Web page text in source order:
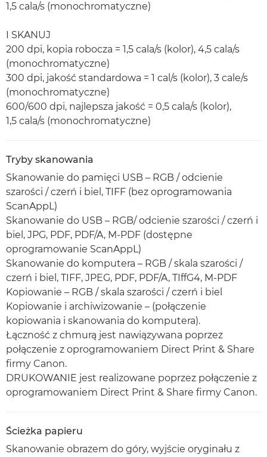
1,5 cala/s (monochromatyczne)
I SKANUJ
200 dpi, kopia robocza = 1,5 cala/s (kolor), 4,5 cala/s
(monochromatyczne)
300 dpi, jakość standardowa = 1 cal/s (kolor), 3 cale/s
(monochromatyczne)
600/600 dpi, najlepsza jakość = 0,5 cala/s (kolor),
1,5 cala/s (monochromatyczne)
Tryby skanowania
Skanowanie do pamięci USB – RGB / odcienie
szarości / czerń i biel, TIFF (bez oprogramowania
ScanAppL)
Skanowanie do USB – RGB/ odcienie szarości / czerń i
biel, JPG, PDF, PDF/A, M-PDF (dostępne
oprogramowanie ScanAppL)
Skanowanie do komputera – RGB / skala szarości /
czerń i biel, TIFF, JPEG, PDF, PDF/A, TIffG4, M-PDF
Kopiowanie – RGB / skala szarości / czerń i biel
Kopiowanie i archiwizowanie – (połączenie
kopiowania i skanowania do komputera).
Łączność z chmurą jest nawiązywana poprzez
połączenie z oprogramowaniem Direct Print & Share
firmy Canon.
DRUKOWANIE jest realizowane poprzez połączenie z
oprogramowaniem Direct Print & Share firmy Canon.
Ścieżka papieru
Skanowanie obrazem do góry, wyjście oryginału z